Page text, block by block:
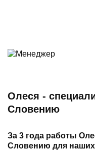
Олеся -
Словению
За 3 года работы
Словению для наших